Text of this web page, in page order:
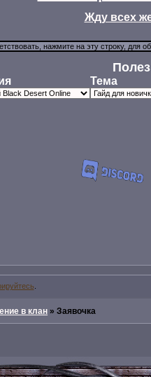
Жду всех
Тема
в клан »Заявочка